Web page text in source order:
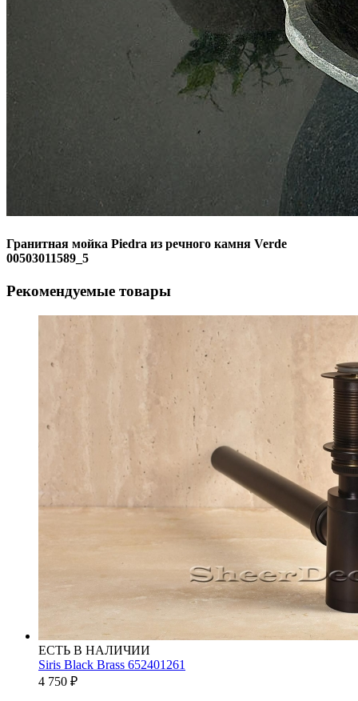
Гранитная мойка Piedra из речного камня Verde
00503011589_5
Рекомендуемые товары
ЕСТЬ В НАЛИЧИИ
Siris Black Brass 652401261
4 750 ₽